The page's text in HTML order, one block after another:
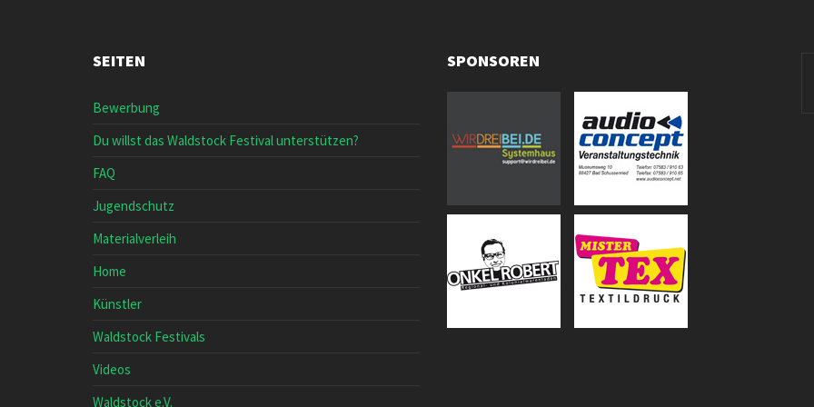
SEITEN
Bewerbung
Du willst das Waldstock Festival unterstützen?
FAQ
Jugendschutz
Materialverleih
Home
Künstler
Waldstock Festivals
Videos
Waldstock e.V.
SPONSOREN